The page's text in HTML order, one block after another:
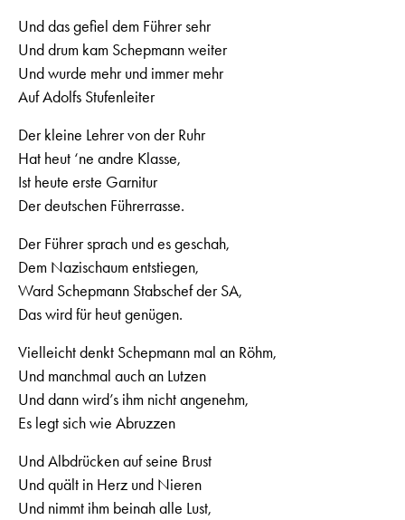
Und das gefiel dem Führer sehr
Und drum kam Schepmann weiter
Und wurde mehr und immer mehr
Auf Adolfs Stufenleiter
Der kleine Lehrer von der Ruhr
Hat heut ‘ne andre Klasse,
Ist heute erste Garnitur
Der deutschen Führerrasse.
Der Führer sprach und es geschah,
Dem Nazischaum entstiegen,
Ward Schepmann Stabschef der SA,
Das wird für heut genügen.
Vielleicht denkt Schepmann mal an Röhm,
Und manchmal auch an Lutzen
Und dann wird’s ihm nicht angenehm,
Es legt sich wie Abruzzen
Und Albdrücken auf seine Brust
Und quält in Herz und Nieren
Und nimmt ihm beinah alle Lust,